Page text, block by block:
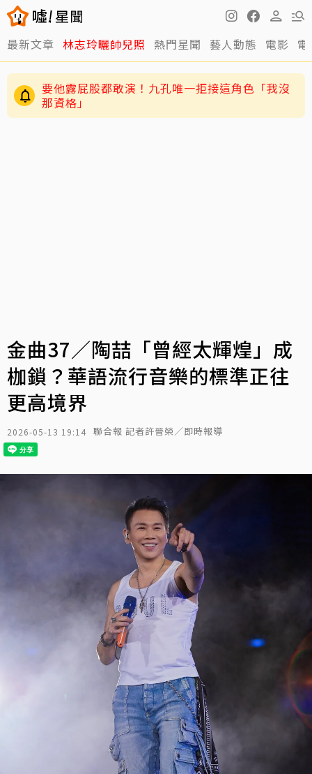
最新文章 林志玲曬帥兒照 熱門星聞 藝人動態 電影
要他露屁股都敢演！九孔唯一拒接這角色「我沒
那資格」
金曲37／陶喆「曾經太輝煌」成
枷鎖？華語流行音樂的標準正往
更高境界
2026-05-13 19:14 聯合報 記者許晉榮／即時報導